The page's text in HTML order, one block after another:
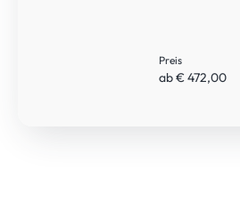
Preis
ab € 472,00